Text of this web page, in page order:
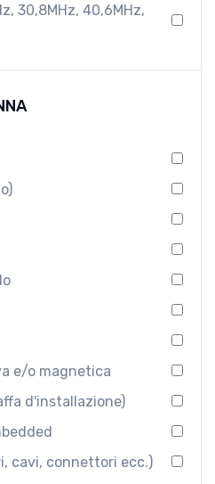
30,8MHz, 40,6MHz,
e/o magnetica
d'installazione)
cavi, connettori ecc.)